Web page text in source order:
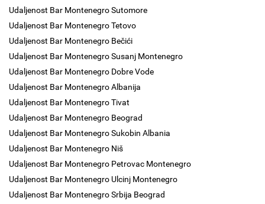
Udaljenost Bar Montenegro Sutomore
Udaljenost Bar Montenegro Tetovo
Udaljenost Bar Montenegro Bečići
Udaljenost Bar Montenegro Susanj Montenegro
Udaljenost Bar Montenegro Dobre Vode
Udaljenost Bar Montenegro Albanija
Udaljenost Bar Montenegro Tivat
Udaljenost Bar Montenegro Beograd
Udaljenost Bar Montenegro Sukobin Albania
Udaljenost Bar Montenegro Niš
Udaljenost Bar Montenegro Petrovac Montenegro
Udaljenost Bar Montenegro Ulcinj Montenegro
Udaljenost Bar Montenegro Srbija Beograd